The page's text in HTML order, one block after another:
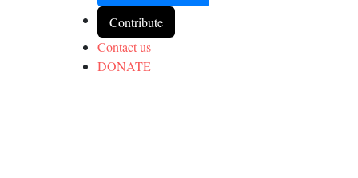
Contribute
Contact us
DONATE